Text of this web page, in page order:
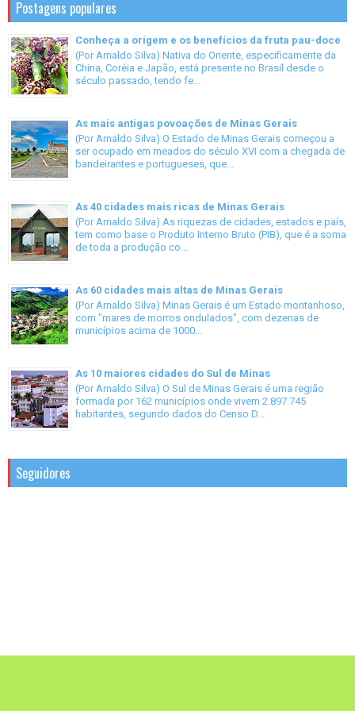
Postagens populares
Conheça a origem e os benefícios da fruta pau-doce
(Por Arnaldo Silva) Nativa do Oriente, especificamente da
China, Coréia e Japão, está presente no Brasil desde o
século passado, tendo fe...
As mais antigas povoações de Minas Gerais
(Por Arnaldo Silva) O Estado de Minas Gerais começou a
ser ocupado em meados do século XVI com a chegada de
bandeirantes e portugueses, que...
As 40 cidades mais ricas de Minas Gerais
(Por Arnaldo Silva) As riquezas de cidades, estados e país,
tem como base o Produto Interno Bruto (PIB), que é a soma
de toda a produção co...
As 60 cidades mais altas de Minas Gerais
(Por Arnaldo Silva) Minas Gerais é um Estado montanhoso,
com "mares de morros ondulados", com dezenas de
municípios acima de 1000...
As 10 maiores cidades do Sul de Minas
(Por Arnaldo Silva) O Sul de Minas Gerais é uma região
formada por 162 municípios onde vivem 2.897.745
habitantes, segundo dados do Censo D...
Seguidores